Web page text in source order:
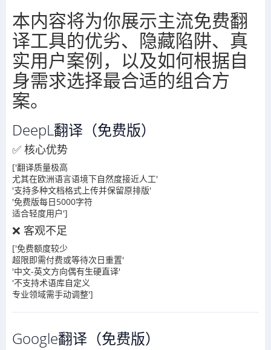
本内容将为你展示主流免费翻
译工具的优劣、隐藏陷阱、真
实用户案例，以及如何根据自
身需求选择最合适的组合方
案。
DeepL翻译（免费版）
✅ 核心优势
['翻译质量极高
尤其在欧洲语言语境下自然度接近人工'
'支持多种文档格式上传并保留原排版'
'免费版每日5000字符
适合轻度用户']
❌ 客观不足
['免费额度较少
超限即需付费或等待次日重置'
'中文-英文方向偶有生硬直译'
'不支持术语库自定义
专业领域需手动调整']
Google翻译（免费版）